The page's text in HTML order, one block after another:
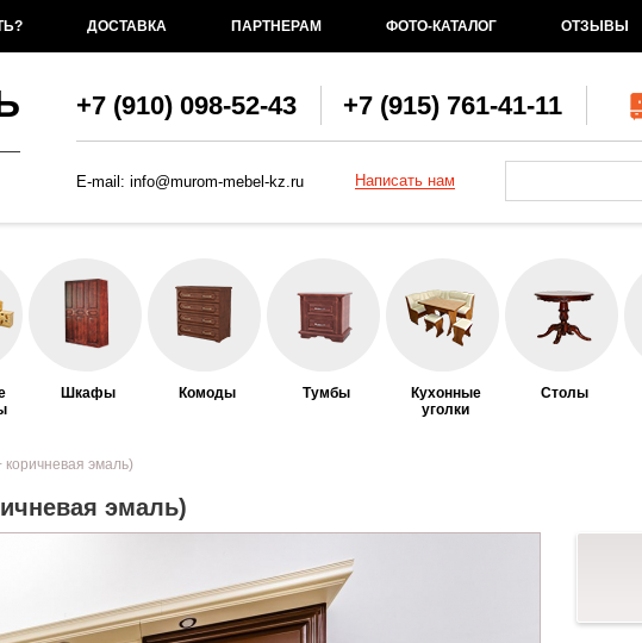
ДОСТАВКА ПАРТНЕРАМ ФОТО-КАТАЛОГ ОТЗЫВЫ
+7 (910) 098-52-43 +7 (915) 761-41-11
E-mail: info@murom-mebel-kz.ru Написать нам
Шкафы Комоды Тумбы
Кухонные
уголки
Столы
эмаль)
эмаль)